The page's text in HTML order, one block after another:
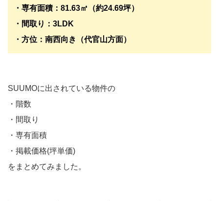
・専有面積：81.63㎡（約24.69坪）
・間取り：3LDK
・方位：南西向き（代官山方面）
SUUMOに出されている物件の
・階数
・間取り
・専有面積
・掲載価格(坪単価)
をまとめてみました。